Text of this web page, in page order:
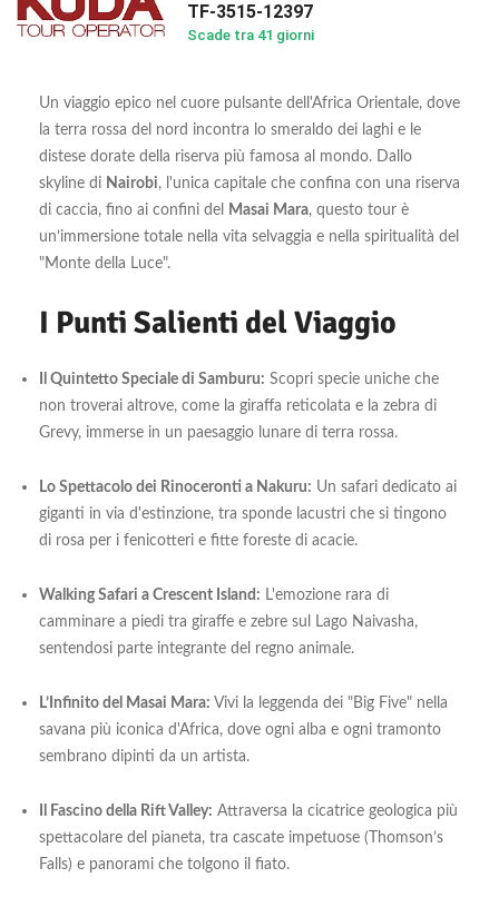
TF-3515-12397
Scade tra 41 giorni
Un viaggio epico nel cuore pulsante dell'Africa Orientale, dove
la terra rossa del nord incontra lo smeraldo dei laghi e le
distese dorate della riserva più famosa al mondo. Dallo
skyline di Nairobi, l'unica capitale che confina con una riserva
di caccia, fino ai confini del
Masai Mara, questo tour è
un’immersione totale nella vita selvaggia e nella spiritualità del
"Monte della Luce".
I Punti Salienti del Viaggio
Il Quintetto Speciale di Samburu: Scopri specie uniche che
non troverai altrove, come la giraffa reticolata e la zebra di
Grevy, immerse in un paesaggio lunare di terra rossa.
Lo Spettacolo dei Rinoceronti a Nakuru: Un safari dedicato ai
giganti in via d'estinzione, tra sponde lacustri che si tingono
di rosa per i fenicotteri e fitte foreste di acacie.
Walking Safari a Crescent Island: L'emozione rara di
camminare a piedi tra giraffe e zebre sul Lago Naivasha,
sentendosi parte integrante del regno animale.
L’Infinito del Masai Mara: Vivi la leggenda dei "Big Five" nella
savana più iconica d'Africa, dove ogni alba e ogni tramonto
sembrano dipinti da un artista.
Il Fascino della Rift Valley: Attraversa la cicatrice geologica più
spettacolare del pianeta, tra cascate impetuose (Thomson’s
Falls) e panorami che tolgono il fiato.